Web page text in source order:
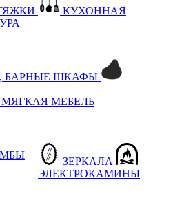
КУХОННАЯ
БАРНЫЕ ШКАФЫ
МЯГКАЯ МЕБЕЛЬ
ЗЕРКАЛА
ЭЛЕКТРОКАМИНЫ